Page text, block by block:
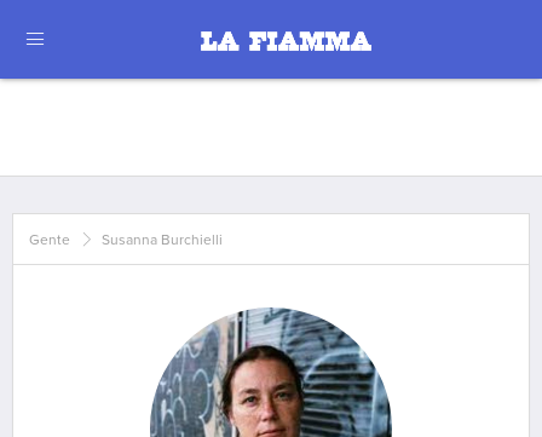
Gente Susanna Burchielli